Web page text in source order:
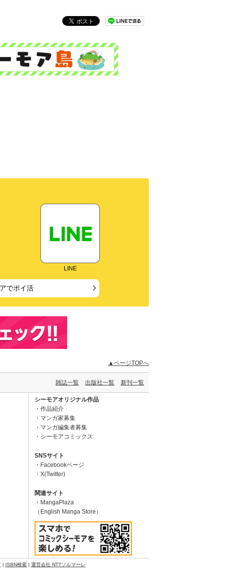
LINE
でポイ活
▲ページTOPへ
雑誌一覧 出版社一覧 新刊一覧
シーモアオリジナル作品
作品紹介
マンガ家募集
マンガ編集者募集
シーモアコミックス
SNSサイト
Facebookページ
X(Twitter)
関連サイト
MangaPlaza
（English Manga Store）
| ISBN検索| 運営会社 NTTソルマーレ